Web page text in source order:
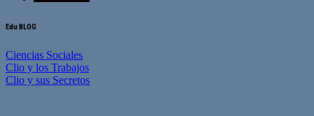
Edu BLOG
Ciencias Sociales
Clio y los Trabajos
Clio y sus Secretos